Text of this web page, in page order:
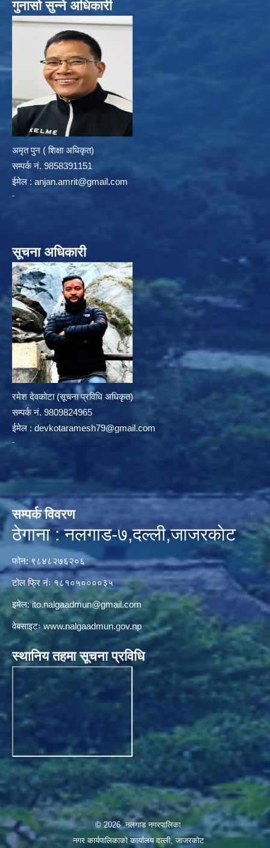
गुनासो सुन्ने अधिकारी
अमृत पुन ( शिक्षा अधिकृत)
सम्पर्क न‌ं. 9858391151
ईमेल : anjan.amrit@gmail.com
सूचना अधिकारी
रमेश देवकोटा (सूचना प्रविधि अधिकृत)
सम्पर्क न‌ं. 9809824965
ईमेल : devkotaramesh79@gmail.com
सम्पर्क विवरण
ठेगाना : नलगाड-७,दल्ली,जाजरकाेट
फोन: ९८४८२७६२०६
टोल फ्रि नंः १८१०५००००३५
इमेल:ito.nalgaadmun@gmail.com
वेबसाइटःwww.nalgaadmun.gov.np
स्थानिय तहमा सूचना प्रविधि
© 2026 नलगाड नगरपालिका
नगर कार्यपालिकाको कार्यालय दल्ली, जाजरकाेट